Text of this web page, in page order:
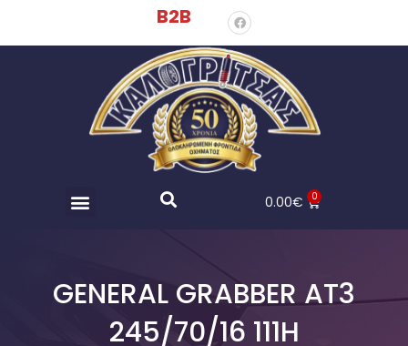
B2B
0.00€ 0
GENERAL GRABBER AT3
245/70/16 111H